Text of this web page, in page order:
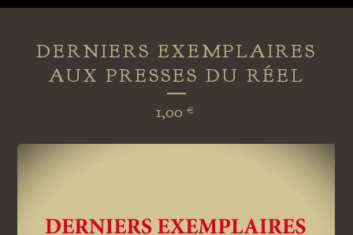
DERNIERS EXEMPLAIRES
AUX PRESSES DU RÉEL
1,00 €